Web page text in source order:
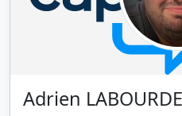
Adrien